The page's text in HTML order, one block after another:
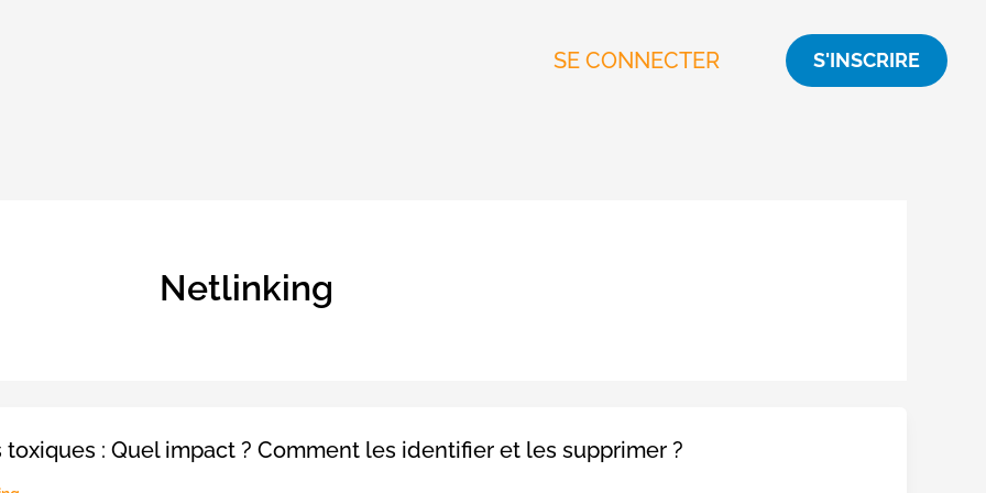
SE CONNECTER S'INSCRIRE
Netlinking
toxiques : Quel impact ? Comment les identifier et les supprimer ?